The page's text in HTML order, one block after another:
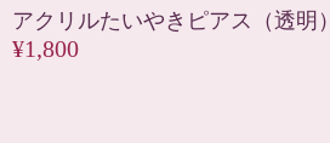
アクリルたいやきピアス（透明）
¥1,800